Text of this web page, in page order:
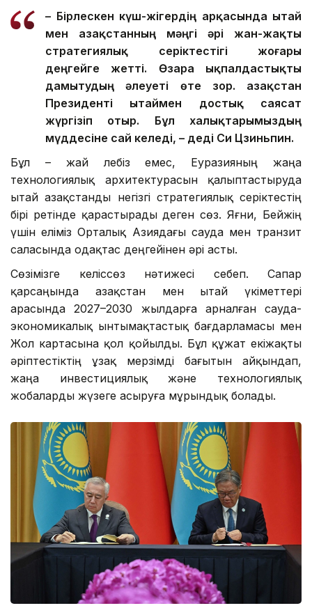
– Бірлескен күш-жігердің арқасында Қытай
мен Қазақстанның мәңгі әрі жан-жақты
стратегиялық серіктестігі жоғары
деңгейге жетті. Өзара ықпалдастықты
дамытудың әлеуеті өте зор. Қазақстан
Президенті Қытаймен достық саясат
жүргізіп отыр. Бұл халықтарымыздың
мүддесіне сай келеді, – деді Си Цзиньпин.
Бұл – жай лебіз емес, Еуразияның жаңа
технологиялық архитектурасын қалыптастыруда
Қытай Қазақстанды негізгі стратегиялық серіктестің
бірі ретінде қарастырады деген сөз. Яғни, Бейжің
үшін еліміз Орталық Азиядағы сауда мен транзит
саласында одақтас деңгейінен әрі асты.
Сөзімізге келіссөз нәтижесі себеп. Сапар
қарсаңында Қазақстан мен Қытай үкіметтері
арасында 2027–2030 жылдарға арналған сауда-
экономикалық ынтымақтастық бағдарламасы мен
Жол картасына қол қойылды. Бұл құжат екіжақты
әріптестіктің ұзақ мерзімді бағытын айқындап,
жаңа инвестициялық және технологиялық
жобаларды жүзеге асыруға мұрындық болады.